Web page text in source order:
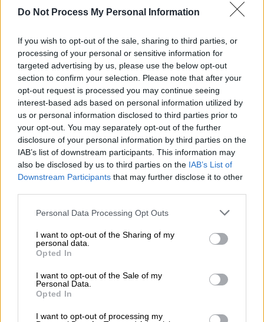
Do Not Process My Personal Information
If you wish to opt-out of the sale, sharing to third parties, or
processing of your personal or sensitive information for
targeted advertising by us, please use the below opt-out
section to confirm your selection. Please note that after your
opt-out request is processed you may continue seeing
interest-based ads based on personal information utilized by
us or personal information disclosed to third parties prior to
your opt-out. You may separately opt-out of the further
disclosure of your personal information by third parties on the
IAB’s list of downstream participants. This information may
also be disclosed by us to third parties on the IAB’s List of
Downstream Participants that may further disclose it to other
Please note that this website/app uses one or more Google
not limited to your visit or usage behaviour. You may click to
grant or deny consent to Google and its third-party tags to
use your data for below specified purposes in below Google
consent section.
Personal Data Processing Opt Outs
I want to opt-out of the Sharing of my
personal data.
Opted In
I want to opt-out of the Sale of my
Personal Data.
Opted In
I want to opt-out of processing my
σοβαρή ταλαιπωρία στους ταξιδιώτες:
τέσσερις πτήσεις δεν κατάφεραν να
προσγειωθούν στοαεροδρόμιο Αργοστολίου
την Κυριακή, με αποτέλεσμαεκατοντάδες
επιβάτες να παραμείνουν για ώρες στις
αίθουσες αναμονής.
ΣτηνΙθάκη , η βροχή προκάλεσεμικρές
κατολισθήσεις βράχων που έπεσαν σε
τμήματα του οδοστρώματος, αναγκάζοντας
τους οδηγούς να κινούνται με ιδιαίτερη
Αχαΐααπό το απόγευμα της Κυριακής
βρέθηκεαντιμέτωπη με δυνατούς ανέμους,
βροχή και αισθητή
Κατά τη συνεδρίαση του Συντονιστικού
Οργάνου της Περιφερειακής Ενότητας, οι